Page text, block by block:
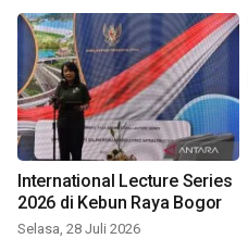
International Lecture Series
2026 di Kebun Raya Bogor
Selasa, 28 Juli 2026